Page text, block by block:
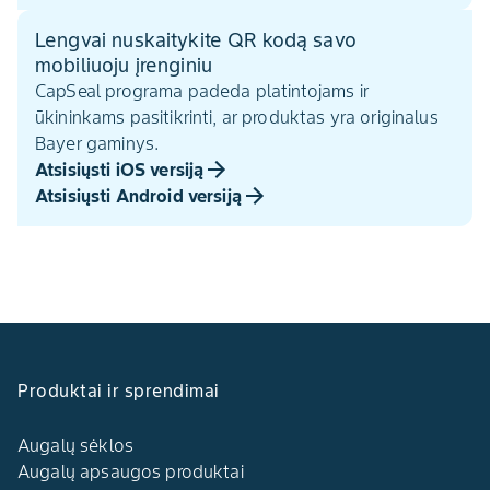
Lengvai nuskaitykite QR kodą savo
mobiliuoju įrenginiu
CapSeal programa padeda platintojams ir
ūkininkams pasitikrinti, ar produktas yra originalus
Bayer gaminys.
Atsisiųsti iOS versiją
Atsisiųsti Android versiją
Produktai ir sprendimai
Augalų sėklos
Augalų apsaugos produktai